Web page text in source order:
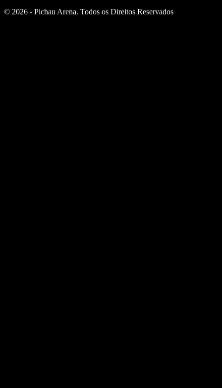
© 2026 - Pichau Arena. Todos os Direitos Reservados